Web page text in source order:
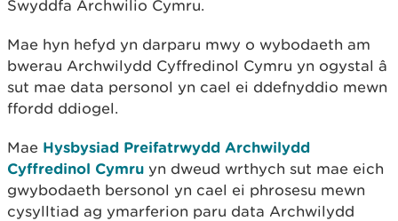
Swyddfa Archwilio Cymru.
Mae hyn hefyd yn darparu mwy o wybodaeth am
bwerau Archwilydd Cyffredinol Cymru yn ogystal â
sut mae data personol yn cael ei ddefnyddio mewn
ffordd ddiogel.
Mae Hysbysiad Preifatrwydd Archwilydd
Cyffredinol Cymru yn dweud wrthych sut mae eich
gwybodaeth bersonol yn cael ei phrosesu mewn
cysylltiad ag ymarferion paru data Archwilydd